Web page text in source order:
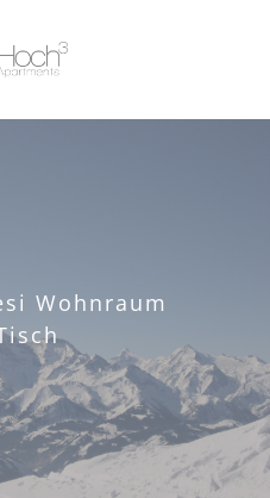
Wohnraum